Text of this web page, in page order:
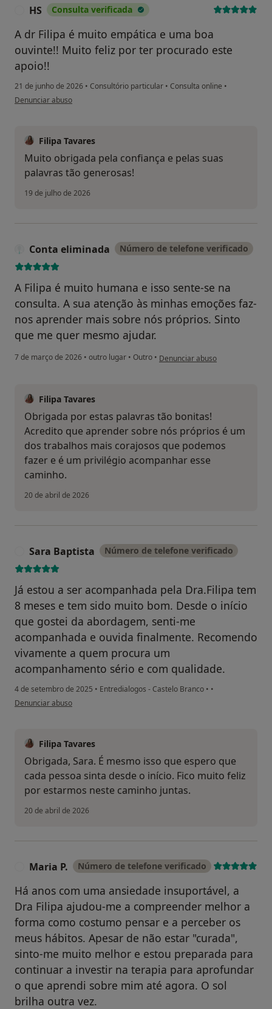
HS Consulta verificada
A dr Filipa é muito empática e uma boa
ouvinte!! Muito feliz por ter procurado este
apoio!!
21 de junho de 2026 • Consultório particular • Consulta online •
na opinião do utilizador HS
Denunciar abuso
Filipa Tavares
Muito obrigada pela confiança e pelas suas
palavras tão generosas!
19 de julho de 2026
Conta eliminada Número de telefone verificado
A Filipa é muito humana e isso sente-se na
consulta. A sua atenção às minhas emoções faz-
nos aprender mais sobre nós próprios. Sinto
que me quer mesmo ajudar.
7 de março de 2026 • outro lugar • Outro • na opinião do utilizador Conta
Denunciar abuso
Filipa Tavares
Obrigada por estas palavras tão bonitas!
Acredito que aprender sobre nós próprios é um
dos trabalhos mais corajosos que podemos
fazer e é um privilégio acompanhar esse
caminho.
20 de abril de 2026
Sara Baptista Número de telefone verificado
Já estou a ser acompanhada pela Dra.Filipa tem
8 meses e tem sido muito bom. Desde o início
que gostei da abordagem, senti-me
acompanhada e ouvida finalmente. Recomendo
vivamente a quem procura um
acompanhamento sério e com qualidade.
4 de setembro de 2025 • Entredialogos - Castelo Branco • •
na opinião do utilizador Sara Baptista
Denunciar abuso
Filipa Tavares
Obrigada, Sara. É mesmo isso que espero que
cada pessoa sinta desde o início. Fico muito feliz
por estarmos neste caminho juntas.
20 de abril de 2026
Maria P. Número de telefone verificado
Há anos com uma ansiedade insuportável, a
Dra Filipa ajudou-me a compreender melhor a
forma como costumo pensar e a perceber os
meus hábitos. Apesar de não estar "curada",
sinto-me muito melhor e estou preparada para
continuar a investir na terapia para aprofundar
o que aprendi sobre mim até agora. O sol
brilha outra vez.